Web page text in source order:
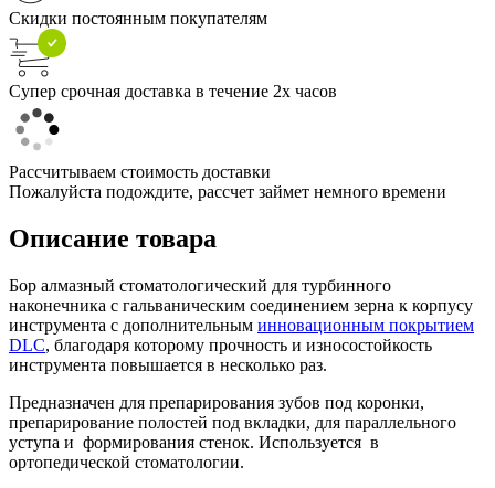
Скидки постоянным покупателям
Супер срочная доставка в течение 2х часов
Рассчитываем стоимость доставки
Пожалуйста подождите, рассчет займет немного времени
Описание товара
Бор алмазный стоматологический для турбинного
наконечника с гальваническим соединением зерна к корпусу
инструмента с дополнительным инновационным покрытием
DLC, благодаря которому прочность и износостойкость
инструмента повышается в несколько раз.
Предназначен для препарирования зубов под коронки,
препарирование полостей под вкладки, для параллельного
уступа и формирования стенок. Используется в
ортопедической стоматологии.